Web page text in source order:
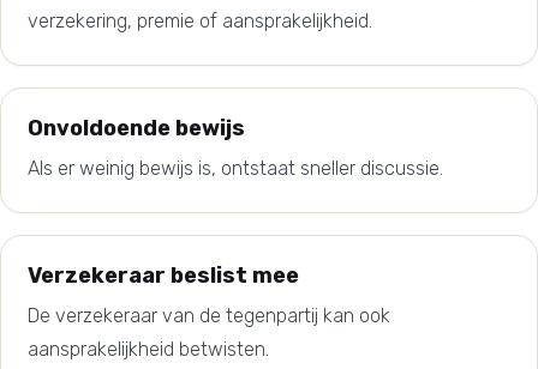
verzekering, premie of aansprakelijkheid.
Onvoldoende bewijs
Als er weinig bewijs is, ontstaat sneller discussie.
Verzekeraar beslist mee
De verzekeraar van de tegenpartij kan ook
aansprakelijkheid betwisten.